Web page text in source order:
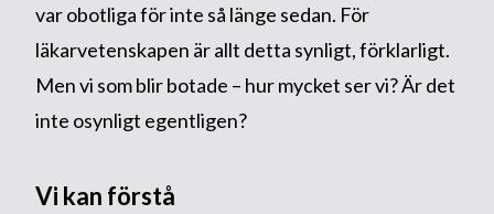
var obotliga för inte så länge sedan. För
läkarvetenskapen är allt detta synligt, förklarligt.
Men vi som blir botade – hur mycket ser vi? Är det
inte osynligt egentligen?
Vi kan förstå